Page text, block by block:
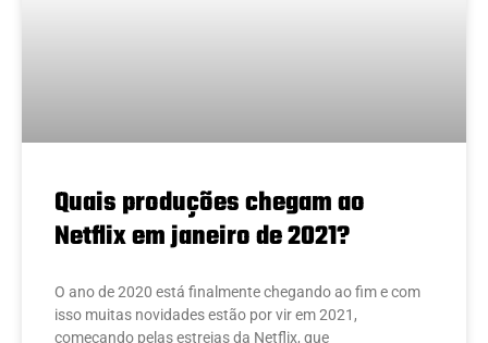
Quais produções chegam ao
Netflix em janeiro de 2021?
O ano de 2020 está finalmente chegando ao fim e com
isso muitas novidades estão por vir em 2021,
começando pelas estreias da Netflix, que